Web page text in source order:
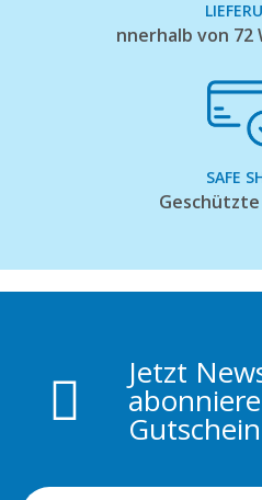
nnerhalb von 72
SAFE
Jetzt